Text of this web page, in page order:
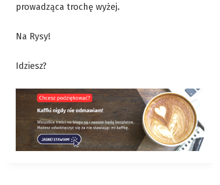
prowadząca trochę wyżej.
Na Rysy!
Idziesz?